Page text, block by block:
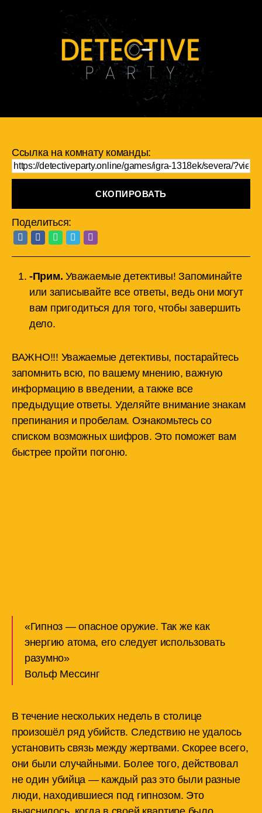
Ссылка на комнату команды:
СКОПИРОВАТЬ
Поделиться:
-Прим.Уважаемые детективы! Запоминайте
или записывайте все ответы, ведь они могут
вам пригодиться для того, чтобы завершить
дело.
ВАЖНО!!! Уважаемые детективы, постарайтесь
запомнить всю, по вашему мнению, важную
информацию в введении, а также все
предыдущие ответы. Уделяйте внимание знакам
препинания и пробелам. Ознакомьтесь со
списком возможных шифров. Это поможет вам
быстрее пройти погоню.
«Гипноз — опасное оружие. Так же как
энергию атома, его следует использовать
разумно»
Вольф Мессинг
В течение нескольких недель в столице
произошёл ряд убийств. Следствию не удалось
установить связь между жертвами. Скорее всего,
они были случайными. Более того, действовал
не один убийца — каждый раз это были разные
люди, находившиеся под гипнозом. Это